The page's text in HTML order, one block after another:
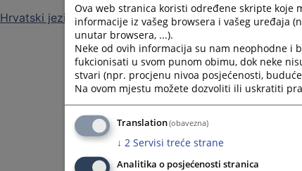
Hrvatski jezik
Ova web stranica koristi određene skripte
informacije iz vašeg browsera i vašeg uređaja
unutar browsera, ...).
Neke od ovih informacija su nam neophodne i
fukcionisati u svom punom obimu, dok neke
stvari (npr. procjenu nivoa posjećenosti,
Na ovom mjestu možete dozvoliti ili uskratiti
Translation(obavezna)
↓ 2 Servisi treće strane
Analitika o posjećenosti stranica